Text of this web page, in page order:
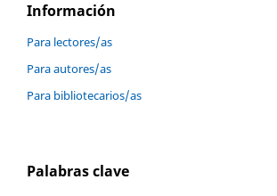
Información
Para lectores/as
Para autores/as
Para bibliotecarios/as
Palabras clave